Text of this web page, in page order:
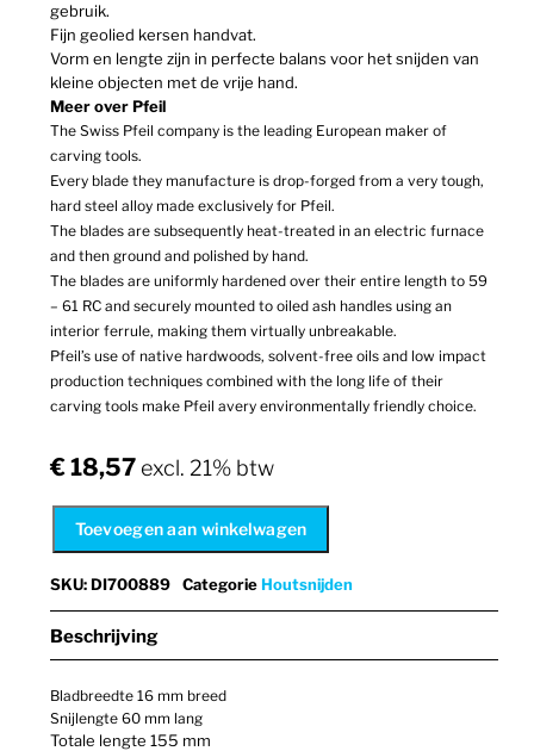
gebruik.
Fijn geolied kersen handvat.
Vorm en lengte zijn in perfecte balans voor het snijden van
kleine objecten met de vrije hand.
Meer over Pfeil
The Swiss Pfeil company is the leading European maker of
carving tools.
Every blade they manufacture is drop-forged from a very tough,
hard steel alloy made exclusively for Pfeil.
The blades are subsequently heat-treated in an electric furnace
and then ground and polished by hand.
The blades are uniformly hardened over their entire length to 59
– 61 RC and securely mounted to oiled ash handles using an
interior ferrule, making them virtually unbreakable.
Pfeil’s use of native hardwoods, solvent-free oils and low impact
production techniques combined with the long life of their
carving tools make Pfeil avery environmentally friendly choice.
€18,57 excl. 21% btw
Toevoegen aan winkelwagen
SKU:DI700889 CategorieHoutsnijden
Beschrijving
Bladbreedte 16 mm breed
Snijlengte 60 mm lang
Totale lengte 155 mm